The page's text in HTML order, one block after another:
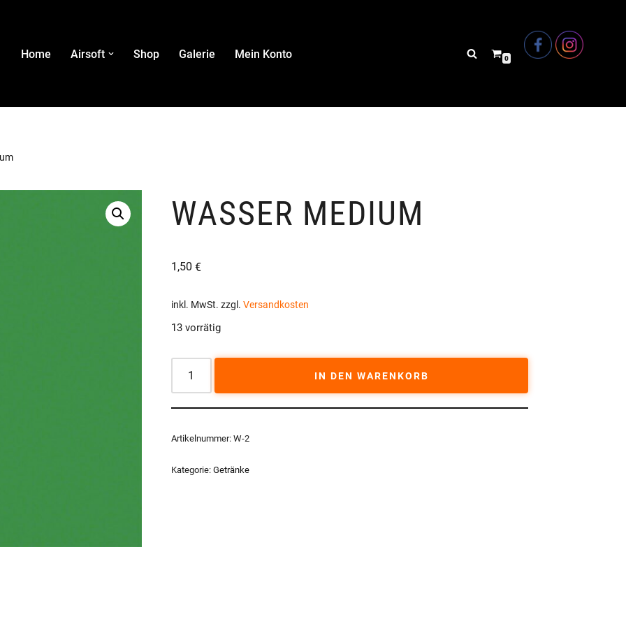
Home Airsoft Shop Galerie Mein Konto 0
WASSER MEDIUM
1,50€
inkl. MwSt. zzgl.Versandkosten
13 vorrätig
IN DEN WARENKORB
Artikelnummer:W-2
Kategorie:Getränke